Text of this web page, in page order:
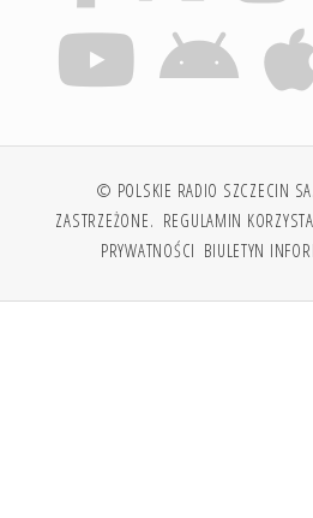
© POLSKIE RADIO SZCZECIN
ZASTRZEŻONE. REGULAMIN
PRYWATNOŚCI BIULETYN